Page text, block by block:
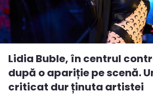
Lidia Buble, în centrul
după o apariție pe scenă.
criticat dur ținuta artistei